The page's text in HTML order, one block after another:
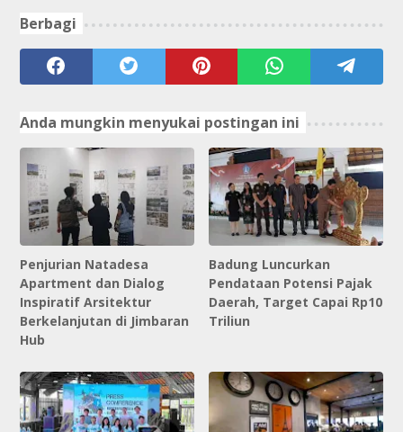
Berbagi
Anda mungkin menyukai postingan ini
Penjurian Natadesa
Apartment dan Dialog
Inspiratif Arsitektur
Berkelanjutan di Jimbaran
Hub
Badung Luncurkan
Pendataan Potensi Pajak
Daerah, Target Capai Rp10
Triliun